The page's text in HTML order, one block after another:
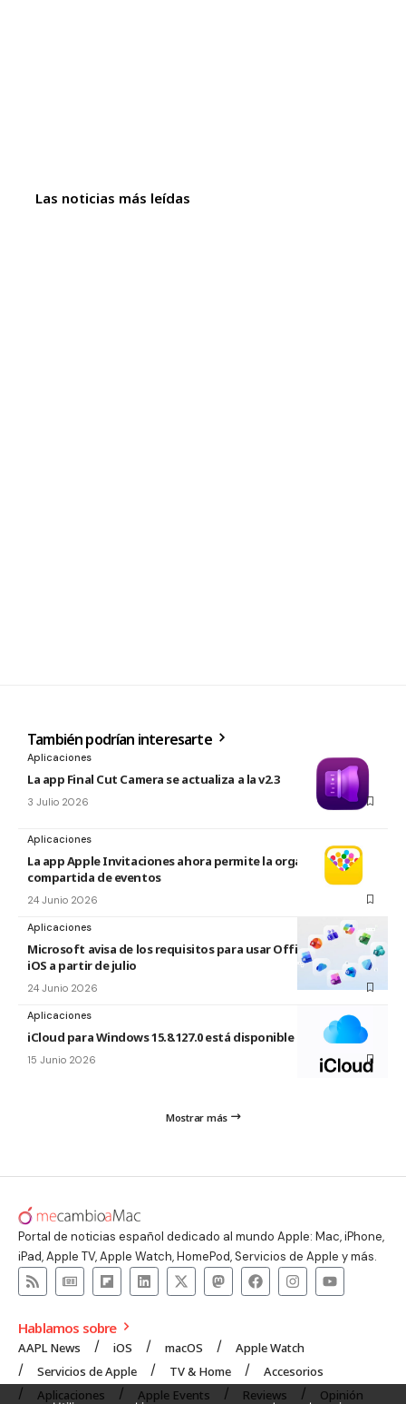
Las noticias más leídas
También podrían interesarte
Aplicaciones
La app Final Cut Camera se actualiza a la v2.3
3 Julio 2026
Aplicaciones
La app Apple Invitaciones ahora permite la organización
compartida de eventos
24 Junio 2026
Aplicaciones
Microsoft avisa de los requisitos para usar Office en macOS y
iOS a partir de julio
24 Junio 2026
Aplicaciones
iCloud para Windows 15.8.127.0 está disponible
15 Junio 2026
Mostrar más
Portal de noticias español dedicado al mundo Apple: Mac, iPhone,
iPad, Apple TV, Apple Watch, HomePod, Servicios de Apple y más.
Hablamos sobre
AAPL News iOS macOS
Apple Watch
Servicios de Apple
TV & Home
Accesorios
Aplicaciones
Apple Events Reviews Opinión